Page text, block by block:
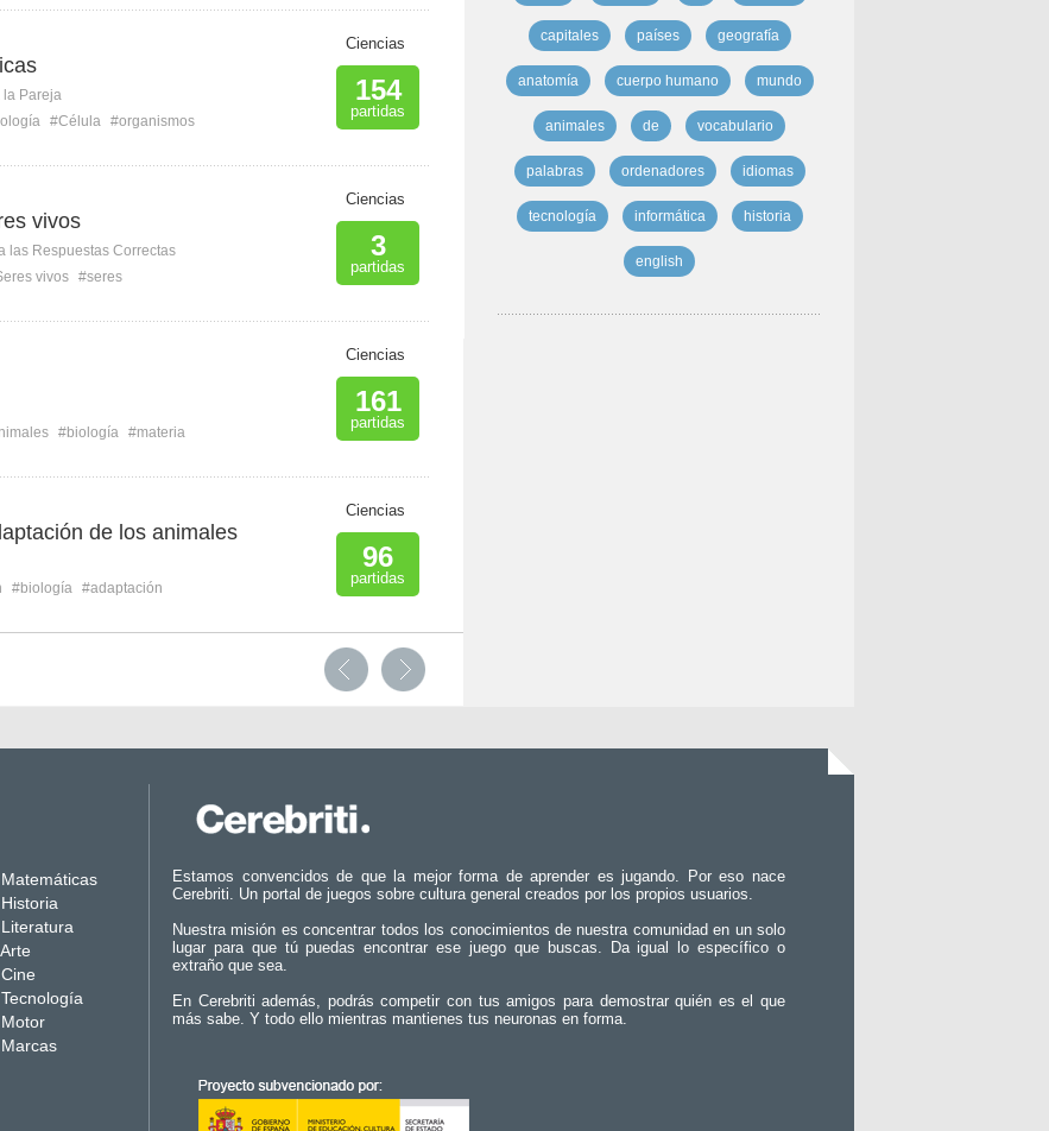
la Pareja
#Célula #organismos
Ciencias
154
partidas
vivos
las Respuestas Correctas
vivos #seres
Ciencias
3
partidas
#biología #materia
Ciencias
161
partidas
de los animales
#biología #adaptación
Ciencias
96
partidas
capitales países geografía
anatomía cuerpo humano mundo
animales de vocabulario
palabras ordenadores idiomas
tecnología informática historia
english
Matemáticas
Historia
Literatura
Arte
Cine
Tecnología
Motor
Marcas
Estamos convencidos de que la mejor forma de aprender es jugando. Por eso nace
Cerebriti. Un portal de juegos sobre cultura general creados por los propios usuarios.
Nuestra misión es concentrar todos los conocimientos de nuestra comunidad en un solo
lugar para que tú puedas encontrar ese juego que buscas. Da igual lo específico o
extraño que sea.
En Cerebriti además, podrás competir con tus amigos para demostrar quién es el que
más sabe. Y todo ello mientras mantienes tus neuronas en forma.